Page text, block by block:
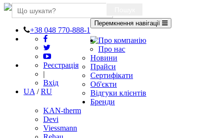
+38 048 770-888-1
Реєстрація
|
Вхід
UA /RU
Перемкнення навігації
Про компанію
Про нас
Новини
Прайси
Сертифікати
Об'єкти
Відгуки клієнтів
Бренди
KAN-therm
Devi
Viessmann